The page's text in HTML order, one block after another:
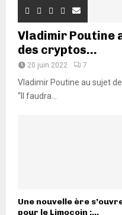
Vladimir Poutine
des cryptos...
20 juin 2022 7
Vladimir Poutine au sujet
“Il faudra...
Une nouvelle ère
pour le Limocoin :...